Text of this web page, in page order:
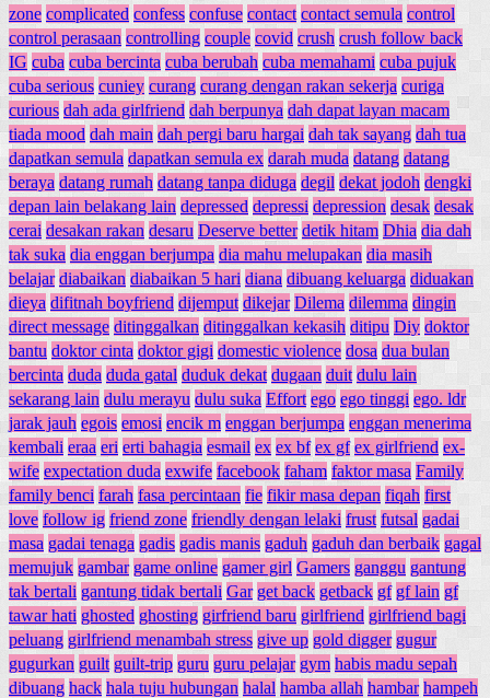
zone complicated confess confuse contact contact semula control
control perasaan controlling couple covid crush crush follow back
IG cuba cuba bercinta cuba berubah cuba memahami cuba pujuk
cuba serious cuniey curang curang dengan rakan sekerja curiga
curious dah ada girlfriend dah berpunya dah dapat layan macam
tiada mood dah main dah pergi baru hargai dah tak sayang dah tua
dapatkan semula dapatkan semula ex darah muda datang datang
beraya datang rumah datang tanpa diduga degil dekat jodoh dengki
depan lain belakang lain depressed depressi depression desak desak
cerai desakan rakan desaru Deserve better detik hitam Dhia dia dah
tak suka dia enggan berjumpa dia mahu melupakan dia masih
belajar diabaikan diabaikan 5 hari diana dibuang keluarga diduakan
dieya difitnah boyfriend dijemput dikejar Dilema dilemma dingin
direct message ditinggalkan ditinggalkan kekasih ditipu Diy doktor
bantu doktor cinta doktor gigi domestic violence dosa dua bulan
bercinta duda duda gatal duduk dekat dugaan duit dulu lain
sekarang lain dulu merayu dulu suka Effort ego ego tinggi ego. ldr
jarak jauh egois emosi encik m enggan berjumpa enggan menerima
kembali eraa eri erti bahagia esmail ex ex bf ex gf ex girlfriend ex-
wife expectation duda exwife facebook faham faktor masa Family
family benci farah fasa percintaan fie fikir masa depan fiqah first
love follow ig friend zone friendly dengan lelaki frust futsal gadai
masa gadai tenaga gadis gadis manis gaduh gaduh dan berbaik gagal
memujuk gambar game online gamer girl Gamers ganggu gantung
tak bertali gantung tidak bertali Gar get back getback gf gf lain gf
tawar hati ghosted ghosting girfriend baru girlfriend girlfriend bagi
peluang girlfriend menambah stress give up gold digger gugur
gugurkan guilt guilt-trip guru guru pelajar gym habis madu sepah
dibuang hack hala tuju hubungan halal hamba allah hambar hampeh